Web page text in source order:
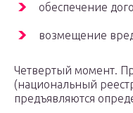
обеспечение
возмещение
Четвертый момент.
(национальный
предъявляются